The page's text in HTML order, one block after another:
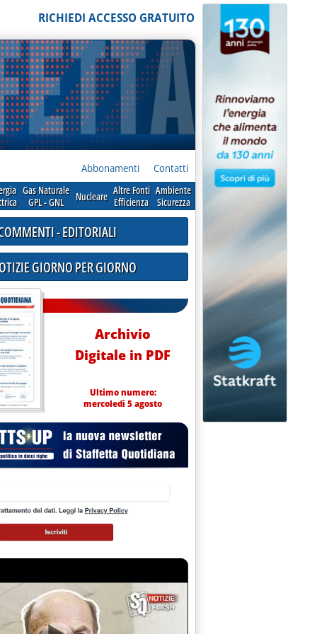
RICHIEDI ACCESSO GRATUITO
Abbonamenti Contatti
Gas Naturale
GPL - GNL
Nucleare Altre Fonti
Efficienza
Ambiente
Sicurezza
- EDITORIALI
GIORNO PER GIORNO
Archivio
Digitale in PDF
Ultimo numero:
mercoledì 5 agosto